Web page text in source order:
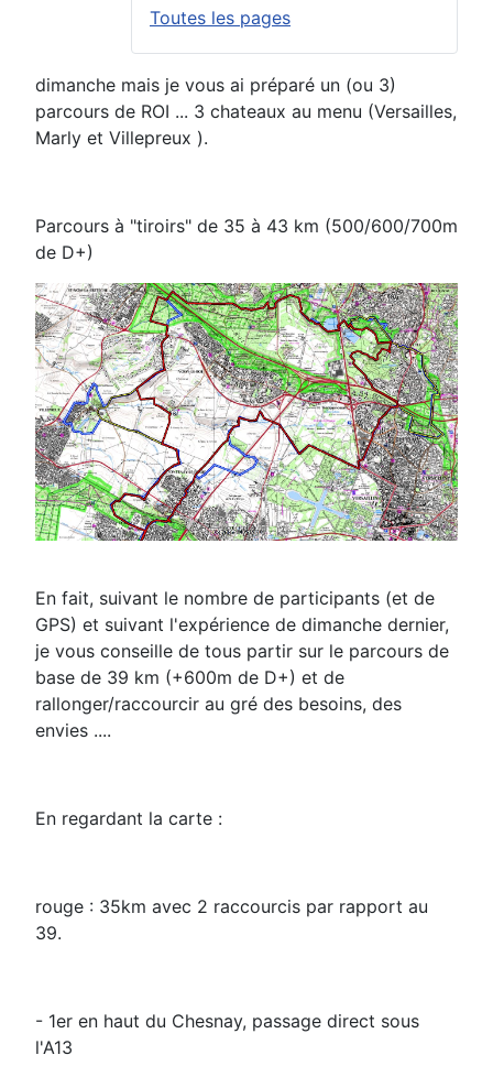
Toutes les pages
dimanche mais je vous ai préparé un (ou 3)
parcours de ROI ... 3 chateaux au menu (Versailles,
Marly et Villepreux ).
Parcours à "tiroirs" de 35 à 43 km (500/600/700m
de D+)
En fait, suivant le nombre de participants (et de
GPS) et suivant l'expérience de dimanche dernier,
je vous conseille de tous partir sur le parcours de
base de 39 km (+600m de D+) et de
rallonger/raccourcir au gré des besoins, des
envies ....
En regardant la carte :
rouge : 35km avec 2 raccourcis par rapport au
39.
- 1er en haut du Chesnay, passage direct sous
l'A13